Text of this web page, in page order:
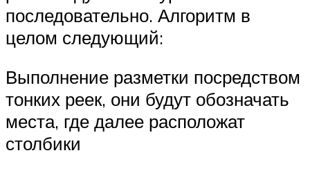
последовательно. Алгоритм в
целом следующий:
Выполнение разметки посредством
тонких реек, они будут обозначать
места, где далее расположат
столбики